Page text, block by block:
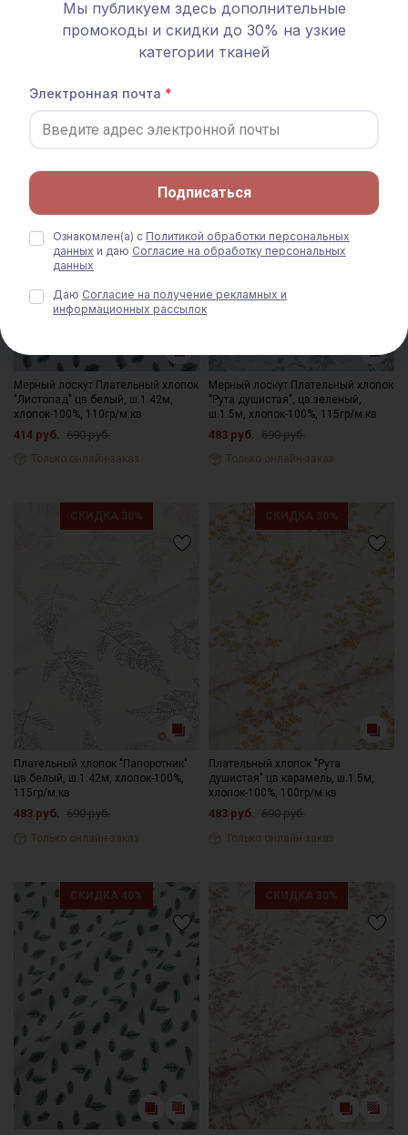
690 руб.
Только онлайн-заказ
Похожие товары
СКИДКА 40%
Мерный лоскут Плательный хлопок
"Листопад" цв.белый, ш.1.42м,
хлопок-100%, 110гр/м.кв
414 руб. 690 руб.
Только онлайн-заказ
СКИДКА 30%
Мерный лоскут Плательный хлопок
"Рута душистая", цв.зеленый,
ш.1.5м, хлопок-100%, 115гр/м.кв
483 руб. 690 руб.
Только онлайн-заказ
Плательный хлопок "Папоротник"
цв.белый, ш.1.42м, хлопок-100%,
115гр/м.кв
483 руб. 690 руб.
Только онлайн-заказ
Плательный хлопок "Рута
душистая" цв.карамель, ш.1.5м,
хлопок-100%, 100гр/м.кв
483 руб. 690 руб.
Только онлайн-заказ
Мы публикуем здесь дополнительные
промокоды и скидки до 30% на узкие
категории тканей
Электронная почта
Подписаться
Ознакомлен(а) с Политикой обработки персональных
данных и даю Согласие на обработку персональных
данных
Даю Согласие на получение рекламных и
информационных рассылок